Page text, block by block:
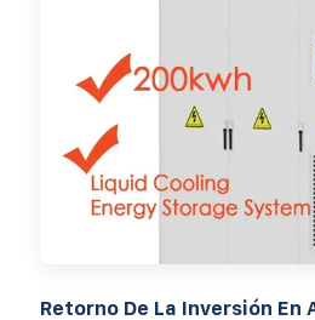
Retorno De La Inversión En